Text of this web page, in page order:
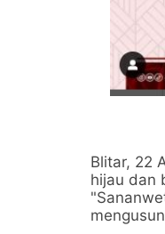
Blitar, 22
hijau dan